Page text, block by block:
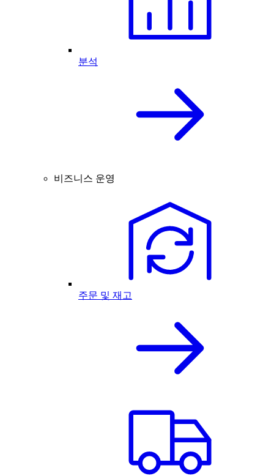
분석
비즈니스 운영
주문 및 재고